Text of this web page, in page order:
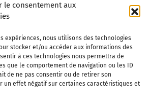
le consentement aux
expériences, nous utilisons des technologies
stocker et/ou accéder aux informations des
à ces technologies nous permettra de
que le comportement de navigation ou les ID
de ne pas consentir ou de retirer son
un effet négatif sur certaines caractéristiques et
Publiez votre annonce
Nous contacter